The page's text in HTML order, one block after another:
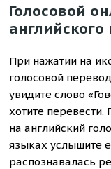
Голосовой
английского
При нажатии на
голосовой
увидите слово
хотите перевести.
на английский
языках услышите
распознавалась